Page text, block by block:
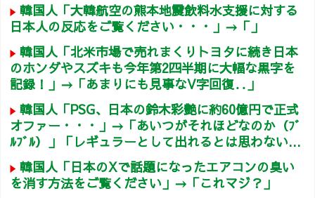
韓国人「大韓航空の熊本地震飲料水支援に対する
日本人の反応をご覧ください・・・」→「」
韓国人「北米市場で売れまくりトヨタに続き日本
のホンダやスズキも今年第2四半期に大幅な黒字を
記録！」→「あまりにも見事なV字回復‥」
韓国人「PSG、日本の鈴木彩艶に約60億円で正式
オファー・・・」→「あいつがそれほどなのか（ﾌﾞ
ﾙﾌﾞﾙ）」「レギュラーとして出れるとは思わない...
韓国人「日本のXで話題になったエアコンの臭い
を消す方法をご覧ください」→「これマジ？」